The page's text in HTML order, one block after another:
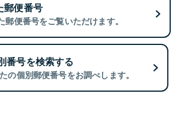
郵便番号
郵便番号をご覧いただけます。
番号を検索する
の個別郵便番号をお調べします。